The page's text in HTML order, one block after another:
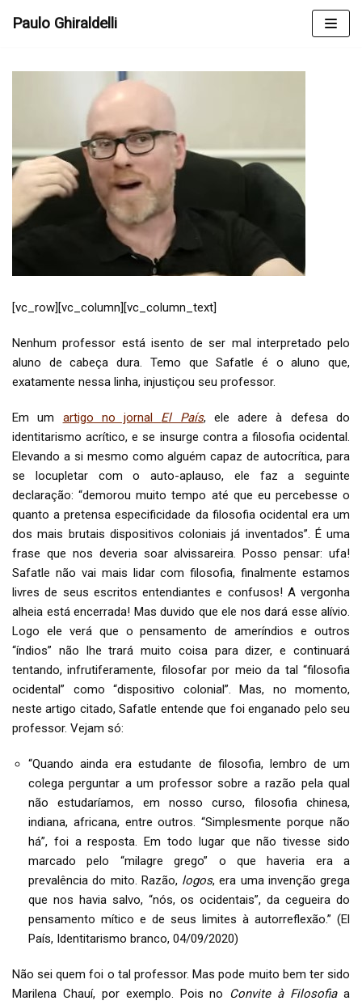
Skip
Paulo Ghiraldelli
[vc_row][vc_column][vc_column_text]
Nenhum professor está isento de ser mal interpretado pelo
aluno de cabeça dura. Temo que Safatle é o aluno que,
exatamente nessa linha, injustiçou seu professor.
Em um artigo no jornal El País, ele adere à defesa do
identitarismo acrítico, e se insurge contra a filosofia ocidental.
Elevando a si mesmo como alguém capaz de autocrítica, para
se locupletar com o auto-aplauso, ele faz a seguinte
declaração: “demorou muito tempo até que eu percebesse o
quanto a pretensa especificidade da filosofia ocidental era um
dos mais brutais dispositivos coloniais já inventados”. É uma
frase que nos deveria soar alvissareira. Posso pensar: ufa!
Safatle não vai mais lidar com filosofia, finalmente estamos
livres de seus escritos entendiantes e confusos! A vergonha
alheia está encerrada! Mas duvido que ele nos dará esse alívio.
Logo ele verá que o pensamento de ameríndios e outros
“índios” não lhe trará muito coisa para dizer, e continuará
tentando, infrutiferamente, filosofar por meio da tal “filosofia
ocidental” como “dispositivo colonial”. Mas, no momento,
neste artigo citado, Safatle entende que foi enganado pelo seu
professor. Vejam só:
“Quando ainda era estudante de filosofia, lembro de um
colega perguntar a um professor sobre a razão pela qual
não estudaríamos, em nosso curso, filosofia chinesa,
indiana, africana, entre outros. “Simplesmente porque não
há”, foi a resposta. Em todo lugar que não tivesse sido
marcado pelo “milagre grego” o que haveria era a
prevalência do mito. Razão, logos, era uma invenção grega
que nos havia salvo, “nós, os ocidentais”, da cegueira do
pensamento mítico e de seus limites à autorreflexão.” (El
País, Identitarismo branco, 04/09/2020)
Não sei quem foi o tal professor. Mas pode muito bem ter sido
Marilena Chauí, por exemplo. Pois no Convite à Filosofiaa